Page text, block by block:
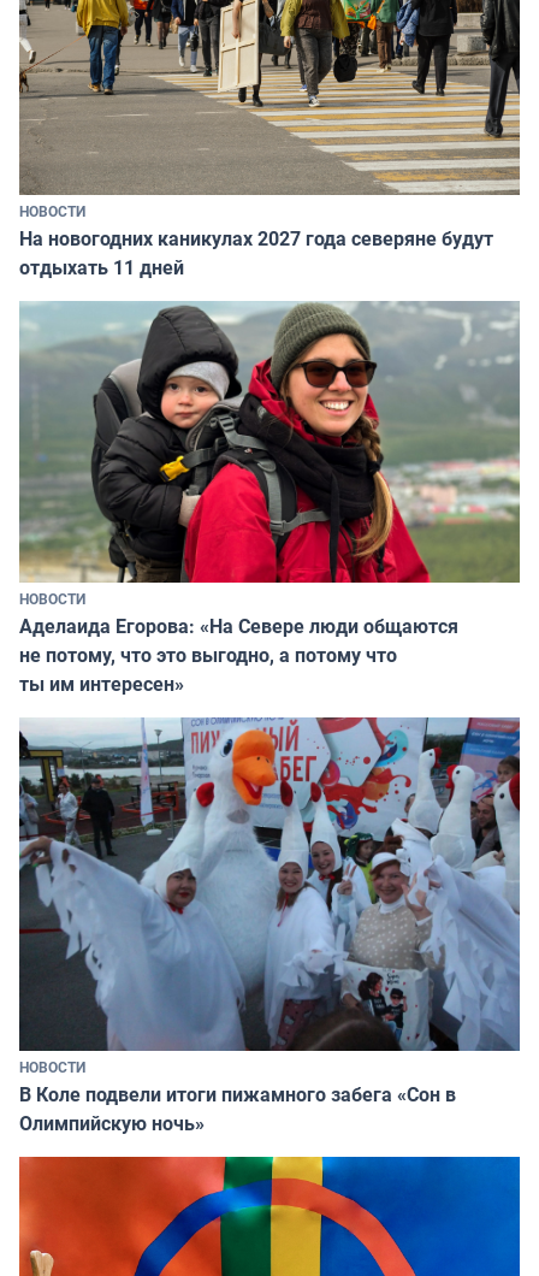
НОВОСТИ
На новогодних каникулах 2027 года северяне будут
отдыхать 11 дней
НОВОСТИ
Аделаида Егорова: «На Севере люди общаются
не потому, что это выгодно, а потому что
ты им интересен»
НОВОСТИ
В Коле подвели итоги пижамного забега «Сон в
Олимпийскую ночь»